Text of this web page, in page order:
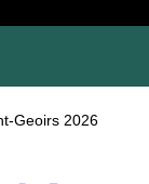
Geoirs 2026